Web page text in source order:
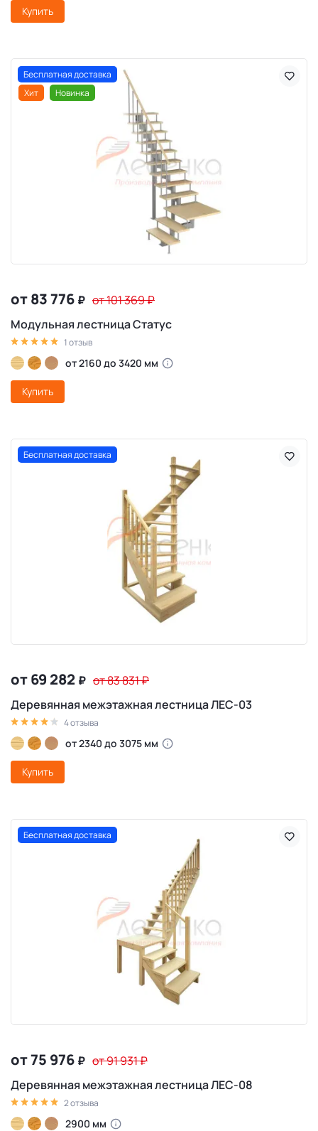
Купить
Бесплатная доставка
Хит
Новинка
от 83 776 ₽ от 101 369₽
Модульная лестница Статус
1 отзыв
от 2160 до 3420 мм
Купить
Бесплатная доставка
от 69 282 ₽ от 83 831₽
Деревянная межэтажная лестница ЛЕС-03
4 отзыва
от 2340 до 3075 мм
Купить
Бесплатная доставка
от 75 976 ₽ от 91 931₽
Деревянная межэтажная лестница ЛЕС-08
2 отзыва
2900 мм